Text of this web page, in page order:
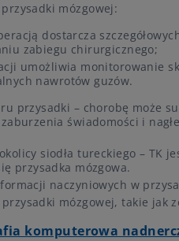
mózgowej:
dostarcza
zabiegu chirurgicznego;
umożliwia monitorowanie
nawrotów guzów.
przysadki – chorobę może
świadomości i
siodła tureckiego – TK
przysadka mózgowa.
naczyniowych w
mózgowej, takie jak
komputerowa